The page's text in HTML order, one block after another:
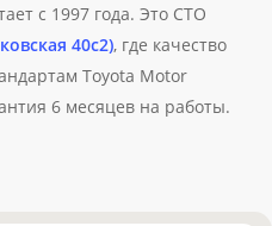
с 1997 года. Это СТО
40с2), где качество
Toyota Motor
6 месяцев на работы.